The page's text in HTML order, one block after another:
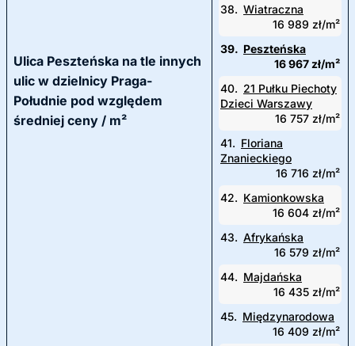
Ulica Peszteńska na tle innych
ulic w dzielnicy Praga-
Południe pod względem
średniej ceny / m²
38. Wiatraczna
16 989 zł/m²
39. Peszteńska
16 967 zł/m²
40. 21 Pułku Piechoty
Dzieci Warszawy
16 757 zł/m²
41. Floriana
Znanieckiego
16 716 zł/m²
42. Kamionkowska
16 604 zł/m²
43. Afrykańska
16 579 zł/m²
44. Majdańska
16 435 zł/m²
45. Międzynarodowa
16 409 zł/m²